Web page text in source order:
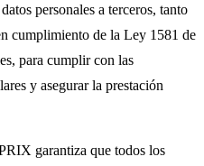
personales a terceros, tanto
cumplimiento de la Ley 1581 de
para cumplir con las
y asegurar la prestación
garantiza que todos los